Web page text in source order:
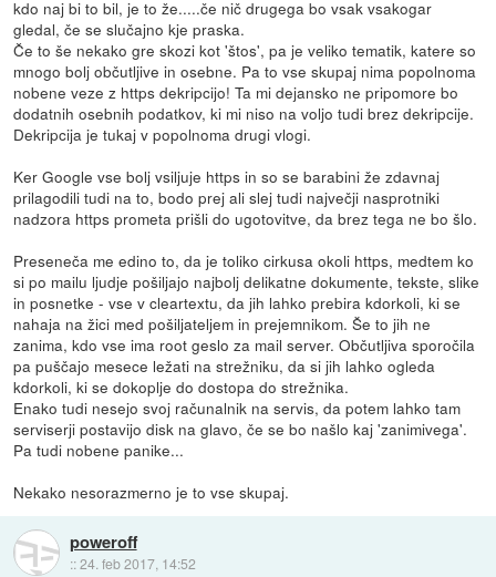
kdo naj bi to bil, je to že.....če nič drugega bo vsak vsakogar
gledal, če se slučajno kje praska.
Če to še nekako gre skozi kot 'štos', pa je veliko tematik, katere so
mnogo bolj občutljive in osebne. Pa to vse skupaj nima popolnoma
nobene veze z https dekripcijo! Ta mi dejansko ne pripomore bo
dodatnih osebnih podatkov, ki mi niso na voljo tudi brez dekripcije.
Dekripcija je tukaj v popolnoma drugi vlogi.
Ker Google vse bolj vsiljuje https in so se barabini že zdavnaj
prilagodili tudi na to, bodo prej ali slej tudi največji nasprotniki
nadzora https prometa prišli do ugotovitve, da brez tega ne bo šlo.
Preseneča me edino to, da je toliko cirkusa okoli https, medtem ko
si po mailu ljudje pošiljajo najbolj delikatne dokumente, tekste, slike
in posnetke - vse v cleartextu, da jih lahko prebira kdorkoli, ki se
nahaja na žici med pošiljateljem in prejemnikom. Še to jih ne
zanima, kdo vse ima root geslo za mail server. Občutljiva sporočila
pa puščajo mesece ležati na strežniku, da si jih lahko ogleda
kdorkoli, ki se dokoplje do dostopa do strežnika.
Enako tudi nesejo svoj računalnik na servis, da potem lahko tam
serviserji postavijo disk na glavo, če se bo našlo kaj 'zanimivega'.
Pa tudi nobene panike...
Nekako nesorazmerno je to vse skupaj.
poweroff
::24. feb 2017, 14:52